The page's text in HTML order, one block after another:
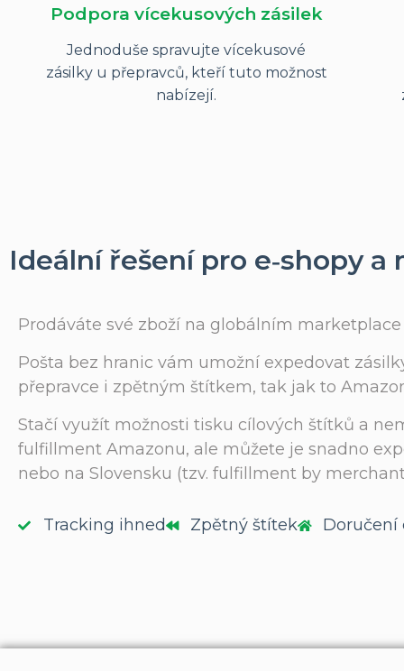
Podpora vícekusových zásilek
Jednoduše spravujte vícekusové
zásilky u přepravců, kteří tuto možnost
nabízejí.
Ideální řešení pro e‑shopy a
Prodáváte své zboží na globálním
Pošta bez hranic vám umožní expedovat
přepravce i zpětným štítkem, tak jak to
Stačí využít možnosti tisku cílových štítků a
fulfillment Amazonu, ale můžete je snadno
nebo na Slovensku (tzv. fulfillment by
Tracking ihned Zpětný štítek Doručení